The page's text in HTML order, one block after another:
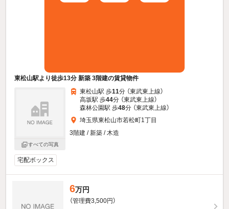
東松山駅より徒歩13分 新築 3階建の賃貸物件
すべての写真
東松山駅 歩11分 （東武東上線）
高坂駅 歩44分 （東武東上線）
森林公園駅 歩48分 （東武東上線）
埼玉県東松山市若松町1丁目
3階建 / 新築 / 木造
宅配ボックス
6万円
（管理費3,500円）